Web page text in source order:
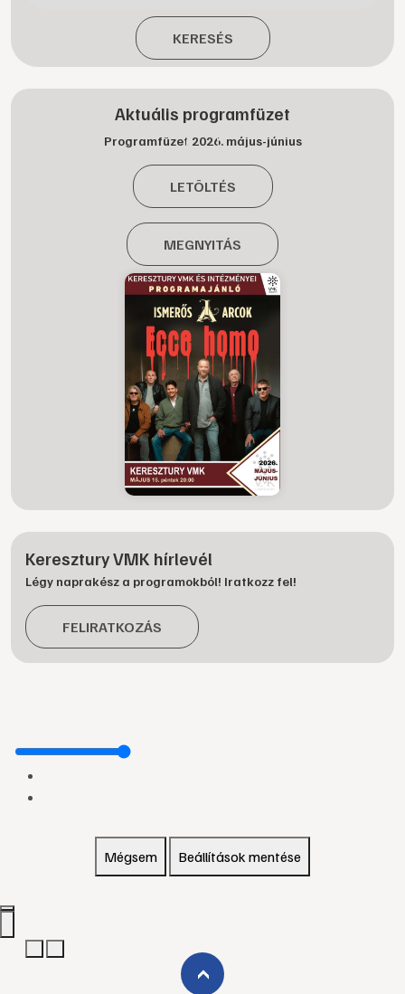
KERESÉS
Aktuális programfüzet
Programfüzet 2026. május-június
LETÖLTÉS
MEGNYITÁS
Keresztury VMK hírlevél
Légy naprakész a programokból! Iratkozz fel!
FELIRATKOZÁS
Mégsem Beállítások mentése
›